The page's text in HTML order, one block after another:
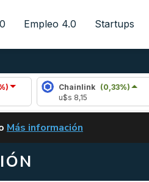
Empleo 4.0 Startups
Chainlink (0,33%)
VUELVE EL CARRY TRADE DE
Más información